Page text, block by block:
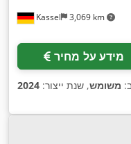
Kassel 3,069 km
מידע על מחיר
משומש, שנת ייצור: 2024